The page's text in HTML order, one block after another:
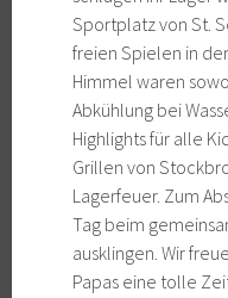
Sportplatz von St.
freien Spielen in
Himmel waren
Abkühlung bei
Highlights für alle
Grillen von
Lagerfeuer. Zum
Tag beim
ausklingen. Wir
Papas eine tolle